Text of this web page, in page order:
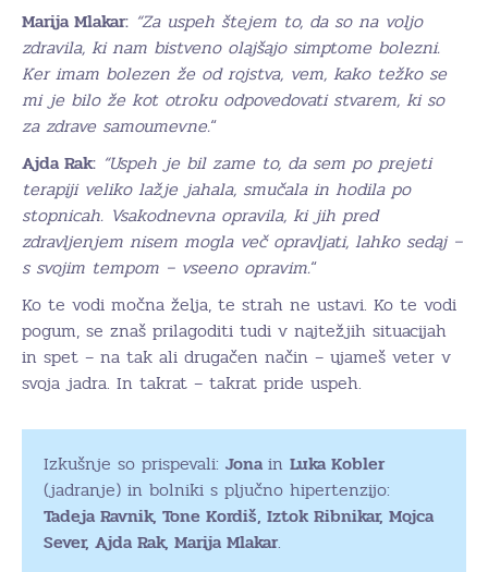
Marija Mlakar: “Za uspeh štejem to, da so na voljo
zdravila, ki nam bistveno olajšajo simptome bolezni.
Ker imam bolezen že od rojstva, vem, kako težko se
mi je bilo že kot otroku odpovedovati stvarem, ki so
za zdrave samoumevne.“
Ajda Rak: “Uspeh je bil zame to, da sem po prejeti
terapiji veliko lažje jahala, smučala in hodila po
stopnicah. Vsakodnevna opravila, ki jih pred
zdravljenjem nisem mogla več opravljati, lahko sedaj –
s svojim tempom – vseeno opravim.“
Ko te vodi močna želja, te strah ne ustavi. Ko te vodi
pogum, se znaš prilagoditi tudi v najtežjih situacijah
in spet – na tak ali drugačen način – ujameš veter v
svoja jadra. In takrat – takrat pride uspeh.
Izkušnje so prispevali: Jona in Luka Kobler
(jadranje) in bolniki s pljučno hipertenzijo:
Tadeja Ravnik, Tone Kordiš, Iztok Ribnikar, Mojca
Sever, Ajda Rak, Marija Mlakar.